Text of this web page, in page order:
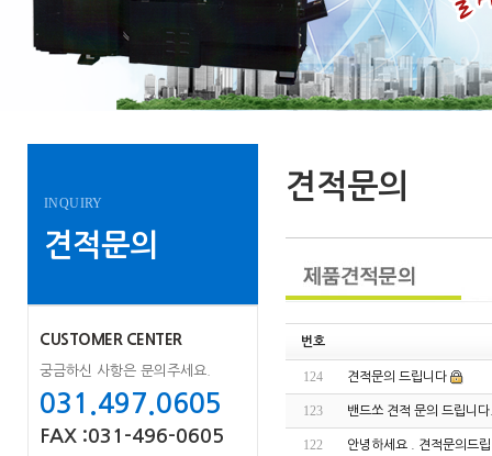
INQUIRY
견적문의
CUSTOMER CENTER
궁금하신 사항은 문의주세요.
031.497.0605
FAX :031-496-0605
견적문의
번호
124 견적문의 드립니다
123 밴드쏘 견적 문의 드립니
122 안녕하세요 . 견적문의드